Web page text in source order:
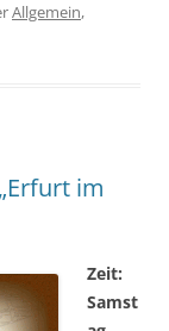
Allgemein,
im
Zeit:
Samst